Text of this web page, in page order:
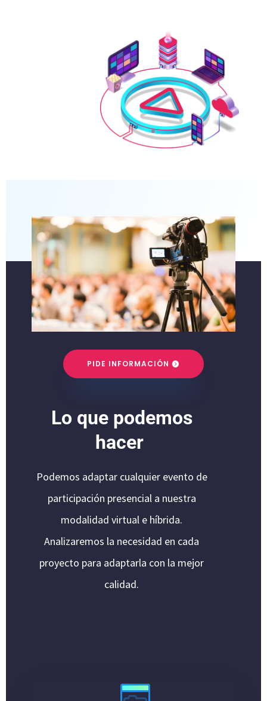
PIDE INFORMACIÓN
Lo que podemos
hacer
Podemos adaptar cualquier evento de
participación presencial a nuestra
modalidad virtual e híbrida.
Analizaremos la necesidad en cada
proyecto para adaptarla con la mejor
calidad.